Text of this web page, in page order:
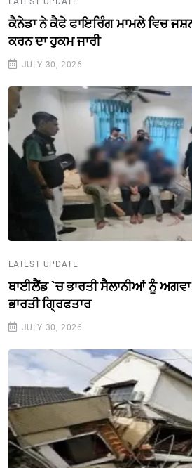
ਕੈਨੇਡਾ ਨੇ ਕੈਫੇ ਫਾਇਰਿੰਗ ਮਾਮਲੇ ਵਿਚ
ਕਰਨ ਦਾ ਹੁਕਮ ਜਾਰੀ
JULY 30, 2026
LATEST UPDATE
ਥਾਈਲੈਂਡ `ਚ ਭਾਰਤੀ ਸੈਲਾਨੀਆਂ ਨੂੰ
ਭਾਰਤੀ ਗ੍ਰਿਫਤਾਰ
JULY 30, 2026